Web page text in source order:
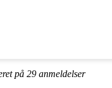
på 29 anmeldelser